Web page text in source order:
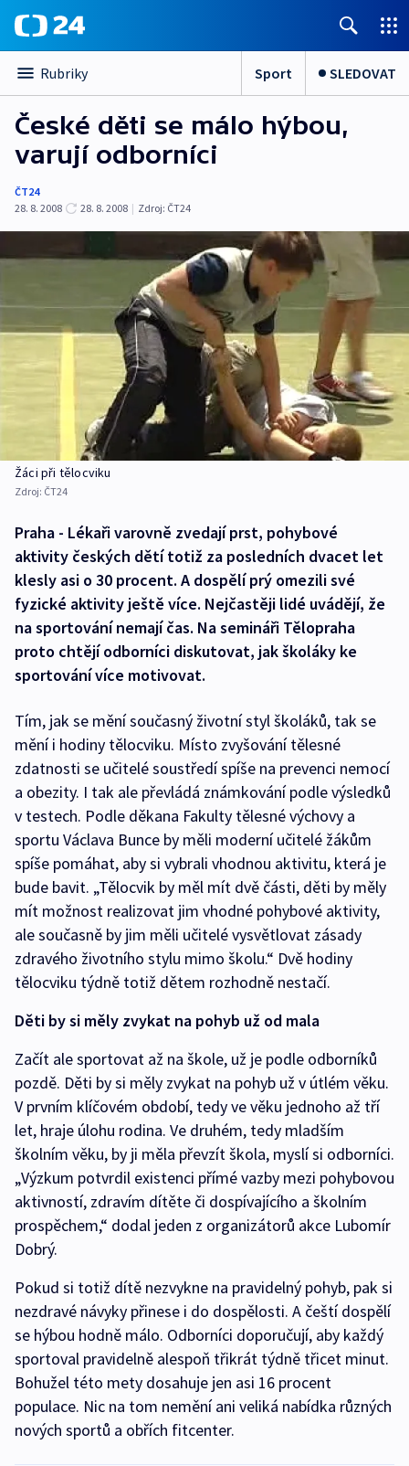
Rubriky Sport SLEDOVAT
České děti se málo hýbou,
varují odborníci
ČT24
28. 8. 2008
28. 8. 2008 | Zdroj: ČT24
Žáci při tělocviku
Zdroj: ČT24
Praha - Lékaři varovně zvedají prst, pohybové
aktivity českých dětí totiž za posledních dvacet let
klesly asi o 30 procent. A dospělí prý omezili své
fyzické aktivity ještě více. Nejčastěji lidé uvádějí, že
na sportování nemají čas. Na semináři Tělopraha
proto chtějí odborníci diskutovat, jak školáky ke
sportování více motivovat.
Tím, jak se mění současný životní styl školáků, tak se
mění i hodiny tělocviku. Místo zvyšování tělesné
zdatnosti se učitelé soustředí spíše na prevenci nemocí
a obezity. I tak ale převládá známkování podle výsledků
v testech. Podle děkana Fakulty tělesné výchovy a
sportu Václava Bunce by měli moderní učitelé žákům
spíše pomáhat, aby si vybrali vhodnou aktivitu, která je
bude bavit. „Tělocvik by měl mít dvě části, děti by měly
mít možnost realizovat jim vhodné pohybové aktivity,
ale současně by jim měli učitelé vysvětlovat zásady
zdravého životního stylu mimo školu.“ Dvě hodiny
tělocviku týdně totiž dětem rozhodně nestačí.
Děti by si měly zvykat na pohyb už od mala
Začít ale sportovat až na škole, už je podle odborníků
pozdě. Děti by si měly zvykat na pohyb už v útlém věku.
V prvním klíčovém období, tedy ve věku jednoho až tří
let, hraje úlohu rodina. Ve druhém, tedy mladším
školním věku, by ji měla převzít škola, myslí si odborníci.
„Výzkum potvrdil existenci přímé vazby mezi pohybovou
aktivností, zdravím dítěte či dospívajícího a školním
prospěchem,“ dodal jeden z organizátorů akce Lubomír
Dobrý.
Pokud si totiž dítě nezvykne na pravidelný pohyb, pak si
nezdravé návyky přinese i do dospělosti. A čeští dospělí
se hýbou hodně málo. Odborníci doporučují, aby každý
sportoval pravidelně alespoň třikrát týdně třicet minut.
Bohužel této mety dosahuje jen asi 16 procent
populace. Nic na tom nemění ani veliká nabídka různých
nových sportů a obřích fitcenter.